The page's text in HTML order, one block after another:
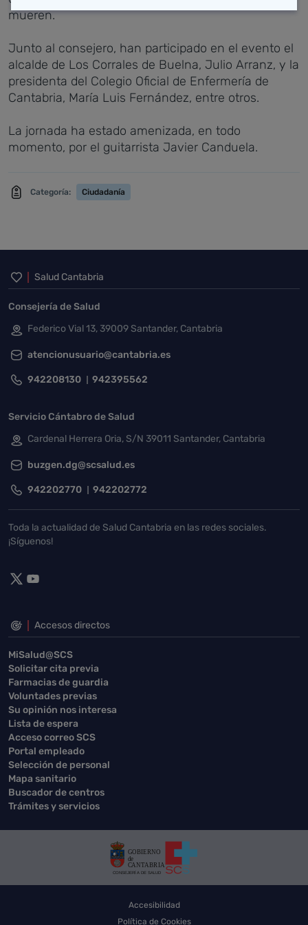
mueren.
Junto al consejero, han participado en el evento el
alcalde de Los Corrales de Buelna, Julio Arranz, y la
presidenta del Colegio Oficial de Enfermería de
Cantabria, María Luis Fernández, entre otros.
La jornada ha estado amenizada, en todo
momento, por el guitarrista Javier Canduela.
Categoría: Ciudadanía
Inicio del pie de página
Salud Cantabria
Consejería de Salud
Federico Vial 13, 39009 Santander, Cantabria
atencionusuario@cantabria.es
942208130 942395562
Servicio Cántabro de Salud
Cardenal Herrera Oria, S/N 39011 Santander, Cantabria
buzgen.dg@scsalud.es
942202770 942202772
Toda la actualidad de Salud Cantabria en las redes sociales.
¡Síguenos!
Accesos directos
MiSalud@SCS
Solicitar cita previa
Farmacias de guardia
Voluntades previas
Su opinión nos interesa
Lista de espera
Acceso correo SCS
Portal empleado
Selección de personal
Mapa sanitario
Buscador de centros
Trámites y servicios
Accesibilidad
Política de Cookies